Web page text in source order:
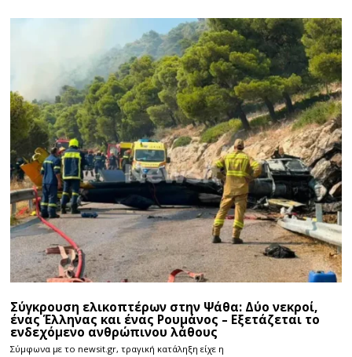
Σύγκρουση ελικοπτέρων στην Ψάθα: Δύο νεκροί,
ένας Έλληνας και ένας Ρουμάνος – Εξετάζεται το
ενδεχόμενο ανθρώπινου λάθους
Σύμφωνα με το newsit.gr, τραγική κατάληξη είχε η